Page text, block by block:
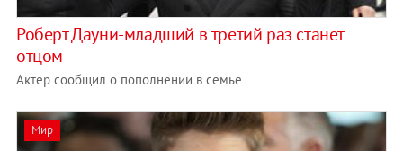
Роберт Дауни-младший в третий раз станет
отцом
Актер сообщил о пополнении в семье
Мир